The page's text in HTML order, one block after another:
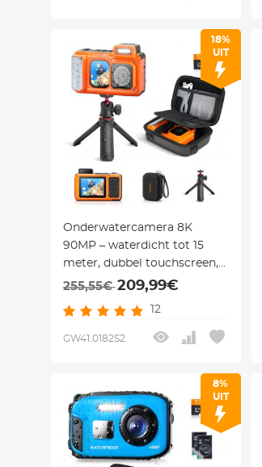
18%
UIT
Onderwatercamera 8K
90MP – waterdicht tot 15
meter, dubbel touchscreen,
ingebouwde WiFi & statief –
surfen
255,55€209,99€
12
GW41.0182S2
8%
UIT